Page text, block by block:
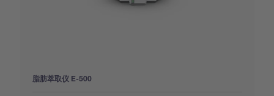
脂肪萃取仪 E-500